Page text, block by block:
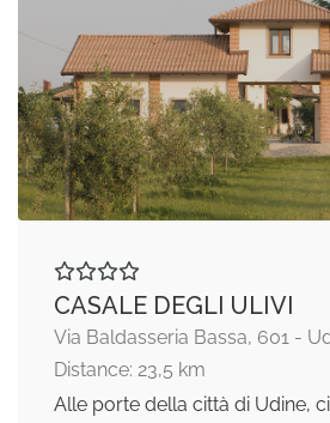
CASALE DEGLI ULIVI
Via Baldasseria Bassa, 601 -
Distance: 23,5 km
Alle porte della città di Udine,